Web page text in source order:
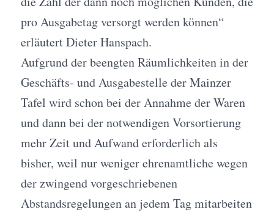
pro Ausgabetag versorgt werden können“
erläutert Dieter Hanspach.
Aufgrund der beengten Räumlichkeiten in der
Geschäfts- und Ausgabestelle der Mainzer
Tafel wird schon bei der Annahme der Waren
und dann bei der notwendigen Vorsortierung
mehr Zeit und Aufwand erforderlich als
bisher, weil nur weniger ehrenamtliche wegen
der zwingend vorgeschriebenen
Abstandsregelungen an jedem Tag mitarbeiten